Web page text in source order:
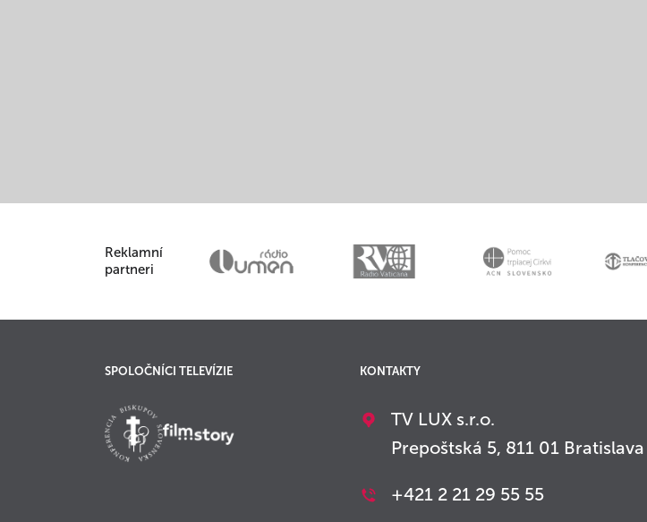
Reklamní
partneri
SPOLOČNÍCI TELEVÍZIE KONTAKTY
TV LUX s.r.o.
Prepoštská 5, 811 01 Bratislava
+421 2 21 29 55 55